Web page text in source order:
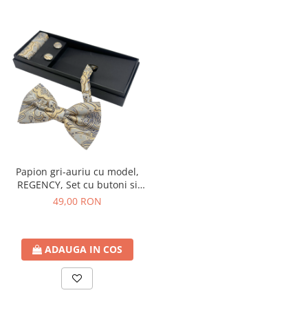
Papion gri-auriu cu model,
REGENCY, Set cu butoni si
batista
49,00 RON
ADAUGA IN COS